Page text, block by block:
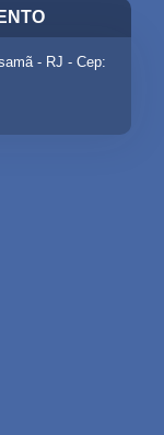
- RJ - Cep: